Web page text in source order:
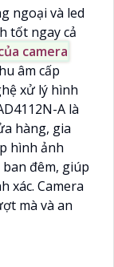
ngoại và led
tốt ngay cả
camera
âm cấp
xử lý hình
A là
hàng, gia
hình ảnh
đêm, giúp
xác. Camera
mà và an